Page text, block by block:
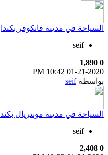
السياحة في مدينة فانكوفر بكندا
seif
0
1,890
01-21-2020
10:42 PM
بواسطةseif
السياحة في مدينة مونتريال بكندا
seif
0
2,408